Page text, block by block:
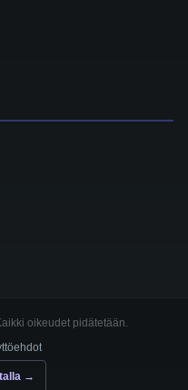
oikeudet pidätetään.
→